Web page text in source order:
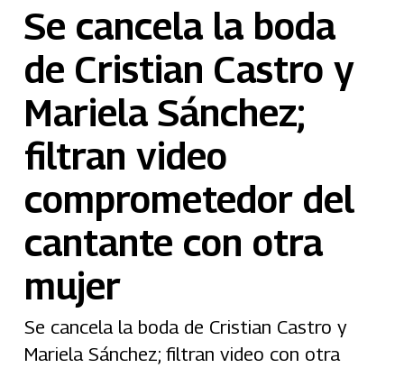
Se cancela la boda
de Cristian Castro y
Mariela Sánchez;
filtran video
comprometedor del
cantante con otra
mujer
Se cancela la boda de Cristian Castro y
Mariela Sánchez; filtran video con otra